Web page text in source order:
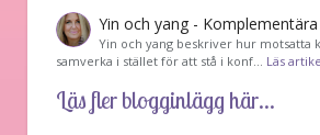
Yin och yang -
Yin och yang beskriver hur motsatta
samverka i stället för att stå i konf… Läs
Läs fler blogginlägg här...